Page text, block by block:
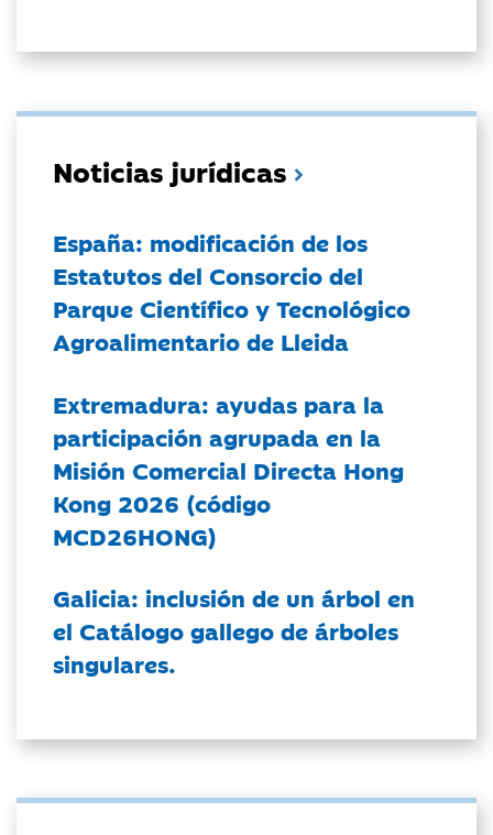
Noticias jurídicas
España: modificación de los
Estatutos del Consorcio del
Parque Científico y Tecnológico
Agroalimentario de Lleida
Extremadura: ayudas para la
participación agrupada en la
Misión Comercial Directa Hong
Kong 2026 (código
MCD26HONG)
Galicia: inclusión de un árbol en
el Catálogo gallego de árboles
singulares.